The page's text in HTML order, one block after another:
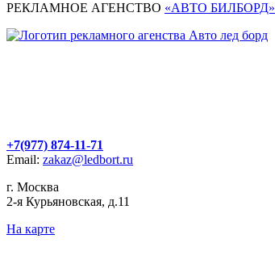
РЕКЛАМНОЕ АГЕНСТВО «АВТО БИЛБОРД»
+7(977) 874-11-71
Email: zakaz@ledbort.ru
г. Москва
2-я Курьяновская, д.11
На карте